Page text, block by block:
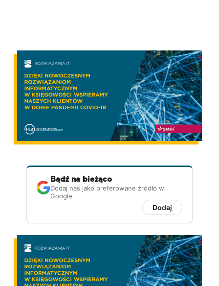
Bądź na bieżąco
Dodaj nas jako preferowane źródło w
Google
Dodaj